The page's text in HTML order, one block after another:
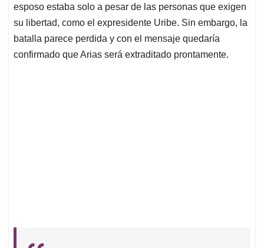
esposo estaba solo a pesar de las personas que exigen
su libertad, como el expresidente Uribe. Sin embargo, la
batalla parece perdida y con el mensaje quedaría
confirmado que Arias será extraditado prontamente.